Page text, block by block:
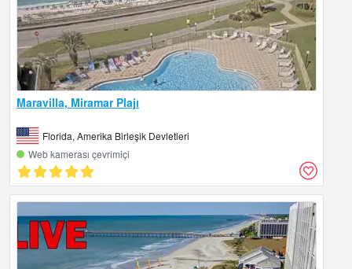
Maravilla, Miramar Plajı
Florida, Amerika Birleşik Devletleri
Web kamerası çevrimiçi